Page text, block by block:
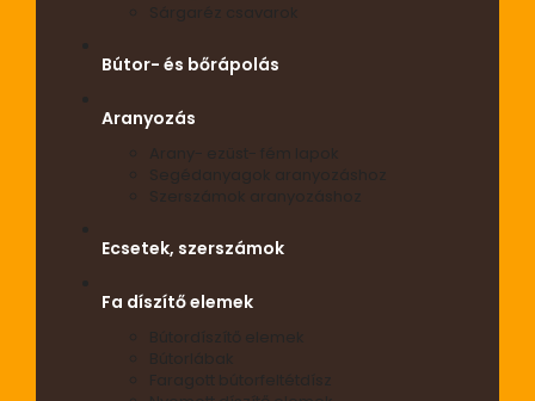
Sárgaréz csavarok
Bútor- és bőrápolás
Aranyozás
Arany- ezüst- fém lapok
Segédanyagok aranyozáshoz
Szerszámok aranyozáshoz
Ecsetek, szerszámok
Fa díszítő elemek
Bútordíszítő elemek
Bútorlábak
Faragott bútorfeltétdísz